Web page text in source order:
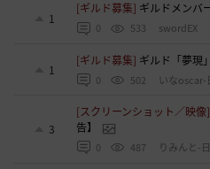
1
[ギルド募集] ギルドメンバ
0 533 swordEX
1
[ギルド募集] ギルド「夢現
0 502 いなoscar-
3
[スクリーンショット／映像]
告】
0 487 りみんと-